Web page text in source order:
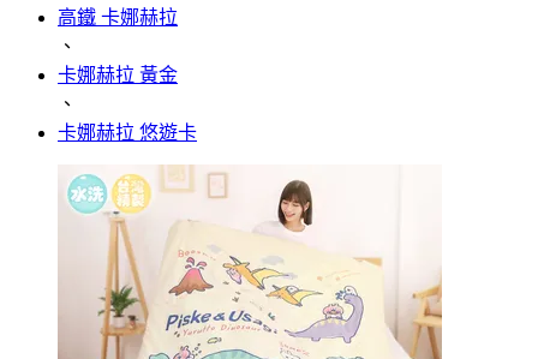
高鐵 卡娜赫拉
、
卡娜赫拉 黃金
、
卡娜赫拉 悠遊卡